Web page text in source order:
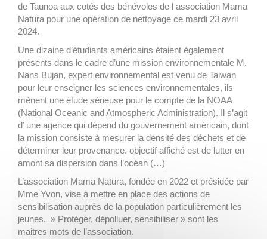
de Taunoa aux cotés des bénévoles de l association Mama
Natura pour une opération de nettoyage ce mardi 23 avril
2024.
Une dizaine d’étudiants américains étaient également
présents dans le cadre d’une mission environnementale M.
Nans Bujan, expert environnemental est venu de Taiwan
pour leur enseigner les sciences environnementales, ils
mènent une étude sérieuse pour le compte de la NOAA
(National Oceanic and Atmospheric Administration). Il s’agit
d’ une agence qui dépend du gouvernement américain, dont
la mission consiste à mesurer la densité des déchets et de
déterminer leur provenance. objectif affiché est de lutter en
amont sa dispersion dans l’océan (…)
L’association Mama Natura, fondée en 2022 et présidée par
Mme Yvon, vise à mettre en place des actions de
sensibilisation auprès de la population particulièrement les
jeunes. » Protéger, dépolluer, sensibiliser » sont les
maitres mots de l’association.